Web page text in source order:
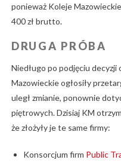
ponieważ Koleje
400 zł brutto.
DRUGA PRÓBA
Niedługo po podjęciu
Mazowieckie ogłosiły
uległ zmianie, ponownie
piętrowych. Dzisiaj KM
że złożyły je te same firmy:
Konsorcjum firm Public